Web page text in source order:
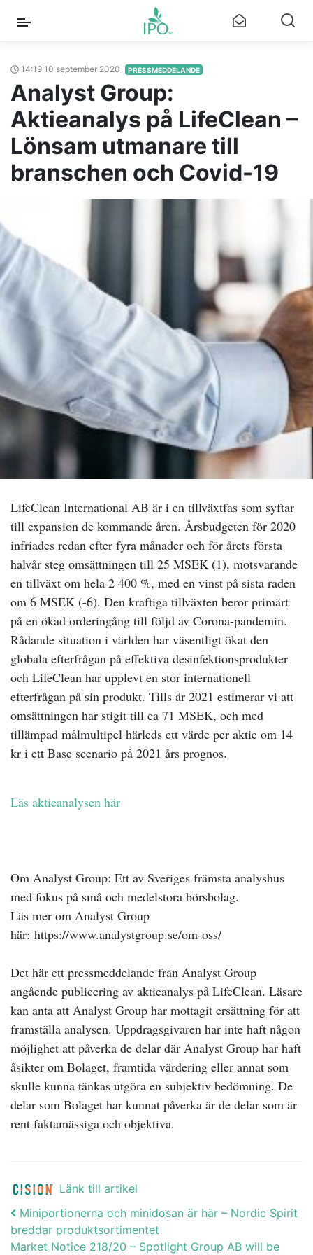
14:19 10 september 2020 PRESSMEDDELANDE
Analyst Group:
Aktieanalys på LifeClean –
Lönsam utmanare till
branschen och Covid-19
LifeClean International AB är i en tillväxtfas som syftar
till expansion de kommande åren. Årsbudgeten för 2020
infriades redan efter fyra månader och för årets första
halvår steg omsättningen till 25 MSEK (1), motsvarande
en tillväxt om hela 2 400 %, med en vinst på sista raden
om 6 MSEK (-6). Den kraftiga tillväxten beror primärt
på en ökad orderingång till följd av Corona-pandemin.
Rådande situation i världen har väsentligt ökat den
globala efterfrågan på effektiva desinfektionsprodukter
och LifeClean har upplevt en stor internationell
efterfrågan på sin produkt. Tills år 2021 estimerar vi att
omsättningen har stigit till ca 71 MSEK, och med
tillämpad målmultipel härleds ett värde per aktie om 14
kr i ett Base scenario på 2021 års prognos.
Läs aktieanalysen här
Om Analyst Group: Ett av Sveriges främsta analyshus
med fokus på små och medelstora börsbolag.
Läs mer om Analyst Group
här: https://www.analystgroup.se/om-oss/
Det här ett pressmeddelande från Analyst Group
angående publicering av aktieanalys på LifeClean. Läsare
kan anta att Analyst Group har mottagit ersättning för att
framställa analysen. Uppdragsgivaren har inte haft någon
möjlighet att påverka de delar där Analyst Group har haft
åsikter om Bolaget, framtida värdering eller annat som
skulle kunna tänkas utgöra en subjektiv bedömning. De
delar som Bolaget har kunnat påverka är de delar som är
rent faktamässiga och objektiva.
Länk till artikel
Post navigation
Miniportionerna och minidosan är här – Nordic Spirit
breddar produktsortimentet
Market Notice 218/20 – Spotlight Group AB will be